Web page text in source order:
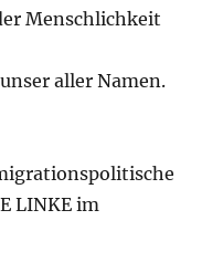
Menschlichkeit
aller Namen.
LINKE im